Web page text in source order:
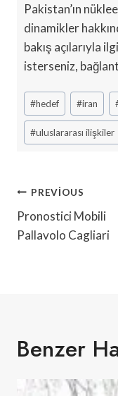
Pakistan’ın
dinamikler
bakış açılarıyla
isterseniz,
Post
Tags:
#hedef #iran
#uluslararası ilişkiler
Yazı
Gezinmesi
PREVIOUS
Pronostici Mobili
Pallavolo Cagliari
Benzer